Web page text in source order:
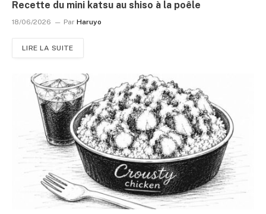
Recette du mini katsu au shiso à la poêle
18/06/2026 Par Haruyo
LIRE LA SUITE